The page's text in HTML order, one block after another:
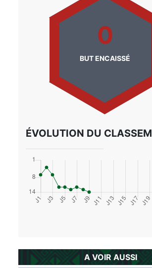
0
BUT ENCAISSÉ
ÉVOLUTION DU
A VOIR AUSSI